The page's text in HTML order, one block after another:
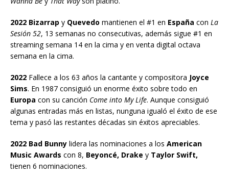
2022 Bizarrap y Quevedo mantienen el #1 en España con La
Sesión 52, 13 semanas no consecutivas, además sigue #1 en
streaming semana 14 en la cima y en venta digital octava
semana en la cima.
2022 Fallece a los 63 años la cantante y compositora Joyce
Sims. En 1987 consiguió un enorme éxito sobre todo en
Europa con su canción Come into My Life. Aunque consiguió
algunas entradas más en listas, nunguna igualó el éxito de ese
tema y pasó las restantes décadas sin éxitos apreciables.
2022 Bad Bunny lidera las nominaciones a los American
Music Awards con 8, Beyoncé, Drake y Taylor Swift,
tienen 6 nominaciones.